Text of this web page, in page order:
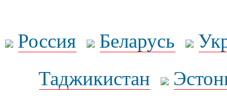
Россия Беларусь
Таджикистан